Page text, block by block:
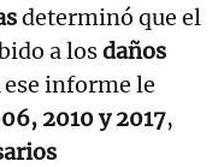
determinó que el
a losdaños
ese informe le
2010 y 2017,